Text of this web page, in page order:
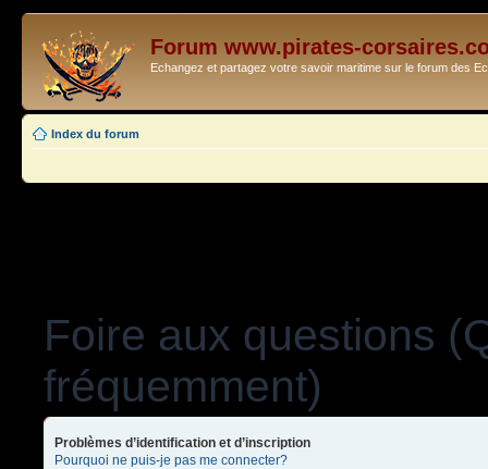
Forum www.pirates-
Echangez et partagez votre savoir maritime sur le forum des
Index du forum
Foire aux questions
fréquemment)
Problèmes d’identification et d’inscription
Pourquoi ne puis-je pas me connecter?